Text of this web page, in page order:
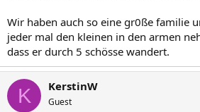
Wir haben auch so eine gr0ße familie
jeder mal den kleinen in den armen
dass er durch 5 schösse wandert.
K KerstinW
Guest